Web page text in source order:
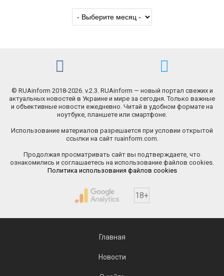
© RUAinform 2018-2026. v.2.3. RUAinform — новый портал свежих и
актуальных новостей в Украине и мире за сегодня. Только важные
и объективные новости ежедневно. Читай в удобном формате на
ноутбуке, планшете или смартфоне.
Использование материалов разрешается при условии открытой
ссылки на сайт ruainform.com.
Продолжая просматривать сайт вы подтверждаете, что
ознакомились и соглашаетесь на использование файлов cookies.
Политика использования файлов cookies
18+
Главная
Новости